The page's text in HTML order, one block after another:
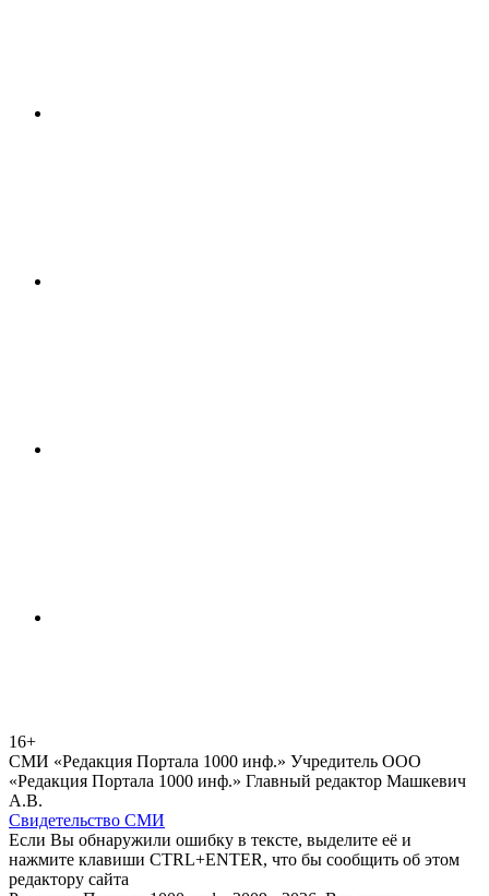
16+
СМИ «Редакция Портала 1000 инф.» Учредитель ООО
«Редакция Портала 1000 инф.» Главный редактор Машкевич
А.В.
Свидетельство СМИ
Если Вы обнаружили ошибку в тексте, выделите её и
нажмите клавиши CTRL+ENTER, что бы сообщить об этом
редактору сайта